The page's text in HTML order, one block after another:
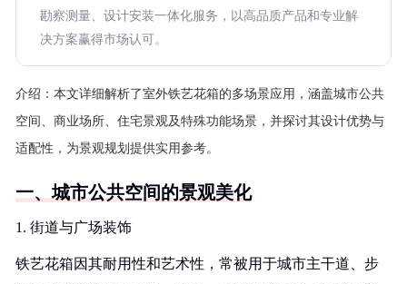
勘察测量、设计安装一体化服务，以高品质产品和专业解
决方案赢得市场认可。
介绍： 本文详细解析了室外铁艺花箱的多场景应用，涵盖城市公共
空间、商业场所、住宅景观及特殊功能场景，并探讨其设计优势与
适配性，为景观规划提供实用参考。
一、城市公共空间的景观美化
1. 街道与广场装饰
铁艺花箱因其耐用性和艺术性，常被用于城市主干道、步